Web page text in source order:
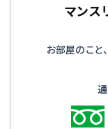
マンス
お部屋のこと